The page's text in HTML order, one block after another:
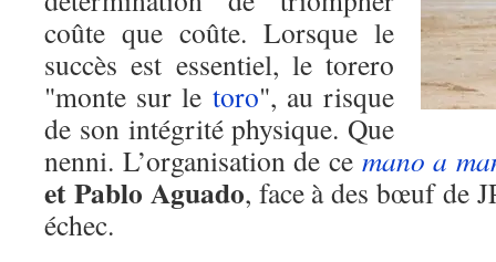
coûte que coûte. Lorsque le
succès est essentiel, le torero
"monte sur le toro", au risque
de son intégrité physique. Que
nenni. L’organisation de ce mano a
et Pablo Aguado, face à des bœuf de
échec.